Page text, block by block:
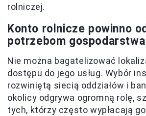
rolniczej.
Konto rolnicze powinno
potrzebom gospodarstwa
Nie można bagatelizować
dostępu do jego usług. Wybór
rozwiniętą siecią oddziałów i
okolicy odgrywa ogromną rolę,
tych, którzy często wypłacają